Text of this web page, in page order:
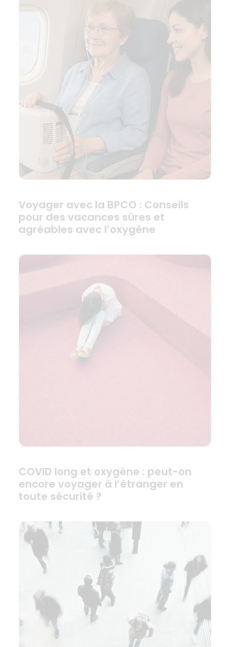
Voyager avec la BPCO : Conseils
pour des vacances sûres et
agréables avec l’oxygène
COVID long et oxygène : peut-on
encore voyager à l’étranger en
toute sécurité ?